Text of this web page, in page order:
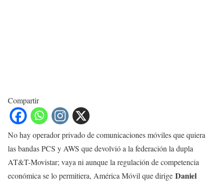
Compartir
No hay operador privado de comunicaciones móviles que quiera
las bandas PCS y AWS que devolvió a la federación la dupla
AT&T-Movistar; vaya ni aunque la regulación de competencia
económica se lo permitiera, América Móvil que dirige Daniel